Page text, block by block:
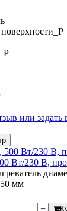
или задать
Вт/230 В,
мм
+